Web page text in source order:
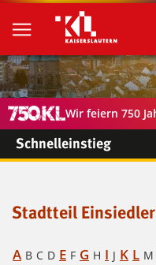
Wir feiern 750
Schnelleinstieg
Stadtteil
A B C D E F G H I J K L M